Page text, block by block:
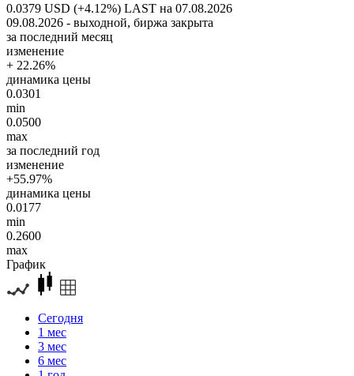
0.0379 USD (+4.12%) LAST на 07.08.2026
09.08.2026 - выходной, биржа закрыта
за последний месяц
изменение
+ 22.26%
динамика цены
0.0301
min
0.0500
max
за последний год
изменение
+55.97%
динамика цены
0.0177
min
0.2600
max
График
Сегодня
1 мес
3 мес
6 мес